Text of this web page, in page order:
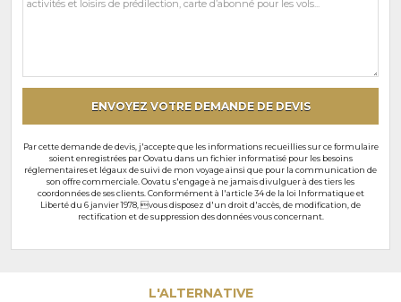
commentaires
ENVOYEZ VOTRE DEMANDE DE DEVIS
Par cette demande de devis, j'accepte que les informations recueillies sur ce formulaire
soient enregistrées par Oovatu dans un fichier informatisé pour les besoins
réglementaires et légaux de suivi de mon voyage ainsi que pour la communication de
son offre commerciale. Oovatu s'engage à ne jamais divulguer à des tiers les
coordonnées de ses clients. Conformément à l'article 34 de la loi Informatique et
Liberté du 6 janvier 1978, vous disposez d'un droit d'accès, de modification, de
rectification et de suppression des données vous concernant.
L'ALTERNATIVE